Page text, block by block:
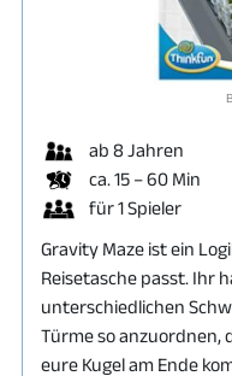
ab 8 Jahren
ca. 15 – 60 Min
für 1 Spieler
Gravity Maze ist ein
Reisetasche passt. Ihr
unterschiedlichen
Türme so anzuordnen,
eure Kugel am Ende